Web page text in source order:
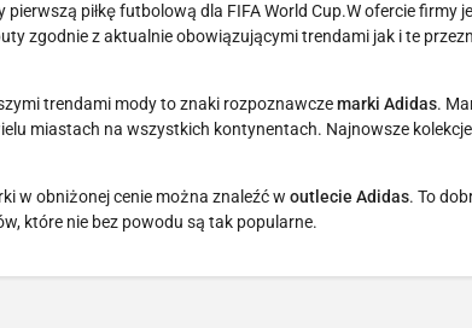
piłkę futbolową dla FIFA World Cup.W ofercie firmy
zgodnie z aktualnie obowiązującymi trendami jak i te
trendami mody to znaki rozpoznawczemarki Adidas.
miastach na wszystkich kontynentach. Najnowsze
w obniżonej cenie można znaleźć w outlecie Adidas. To
które nie bez powodu są tak popularne.